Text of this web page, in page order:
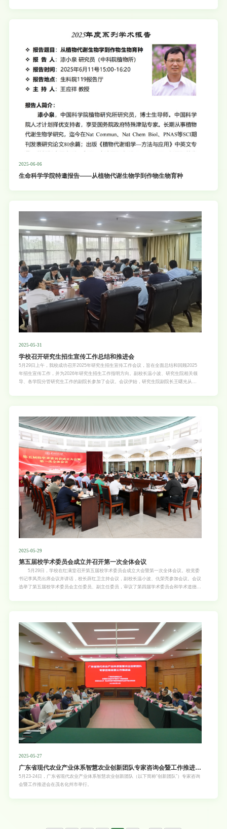
2025-06-06
生命科学学院特邀报告——从植物代谢生物学到作物生物育种
2025-05-31
学校召开研究生招生宣传工作总结和推进会
5月29日上午，我校成功召开2025年研究生招生宣传工作会议，旨在全面总结和回顾2025
年招生宣传工作，并为2026年研究生招生工作指明方向。副校长温小波、研究生院相关领
导、各学院分管研究生工作的副院长参加了会议。会议伊始，研究生院副院长王曙光从
报，对各学院在招生宣传工作中一些好的做法给予了肯定，并就未来研究生招生工作所面临
的挑战提出了几点希望：一是各学院领导班子要高度重视招生宣传工作，将其作为学院发展
的重要任务来抓。号召全院教师以多种形式参与到研究生招生宣传中，形成全员参与的良好
氛围。同时，要充分关注和利用考生使用较多的新媒体平台进行宣传，创新宣传方式和内
容，提高宣传的覆盖面和影响力；二是要注重校内宣传，留住本校优质生源。各学院要通过
举办校内招生宣讲会、实验
2025-05-29
第五届校学术委员会成立并召开第一次全体会议
5月29日，学校在红满堂召开第五届校学术委员会成立大会暨第一次全体会议。校党委
书记李凤亮出席会议并讲话，校长薛红卫主持会议，副校长温小波、仇荣亮参加会议。会议
选举了第五届校学术委员会主任委员、副主任委员，审议了第四届学术委员会和学术道德委
和决策作用。他就做好新一届学术委员会工作提出三点要求。一是提高政治站位，充分认识
新一届学术委员会的重要使命。要充分发挥学术委员会在人才培养、学科建设、队伍建设、
学术指导和监督等方面的重要作用，引领全体教师尊重知识、尊重人才、尊重科学，带头遵
守学术规范，创造良好学风，不断推动学校高质量发展。二是坚持学术立校，充分发挥新一
届学术委员会重要作用。全体委员要成为科学决策的参与者、学科交叉的推动者、学术水平
的引领者、学术道德的捍卫者。三是要
2025-05-27
广东省现代农业产业体系智慧农业创新团队专家咨询会暨工作推进会
召开
5月23-24日，广东省现代农业产业体系智慧农业创新团队（以下简称“创新团队”）专家咨询
会暨工作推进会在茂名化州市举行。